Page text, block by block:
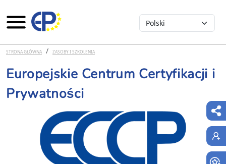
Przejdź do treści
Select your language
STRONA GŁÓWNA ZASOBY I SZKOLENIA
Europejskie Centrum Certyfikacji i
Prywatności